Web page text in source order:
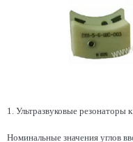
1. Ультразвуковые
Номинальные значения углов